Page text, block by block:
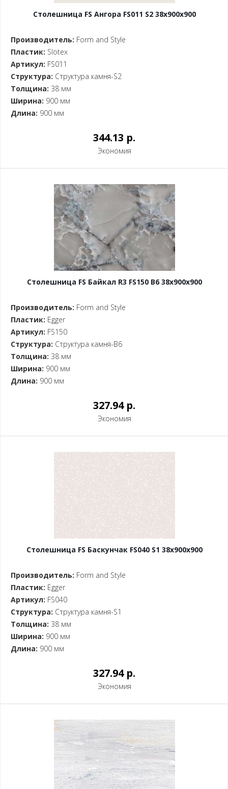
Столешница FS Ангора FS011 S2 38x900x900
Производитель: Form and Style
Пластик: Slotex
Артикул: FS011
Структура: Структура камня-S2
Толщина: 38 мм
Ширина: 900 мм
Длина: 900 мм
344.13 p.
Экономия
Столешница FS Байкал R3 FS150 B6 38x900x900
Производитель: Form and Style
Пластик: Egger
Артикул: FS150
Структура: Структура камня-B6
Толщина: 38 мм
Ширина: 900 мм
Длина: 900 мм
327.94 p.
Экономия
Столешница FS Баскунчак FS040 S1 38x900x900
Производитель: Form and Style
Пластик: Egger
Артикул: FS040
Структура: Структура камня-S1
Толщина: 38 мм
Ширина: 900 мм
Длина: 900 мм
327.94 p.
Экономия